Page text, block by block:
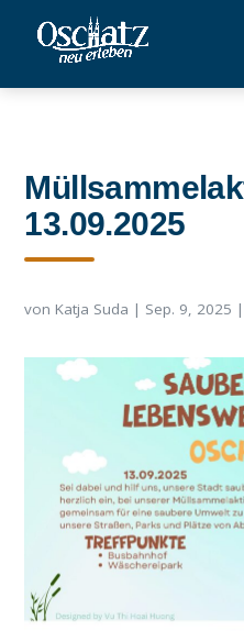
13.09.2025
von Katja Suda | Sep. 9, 2025